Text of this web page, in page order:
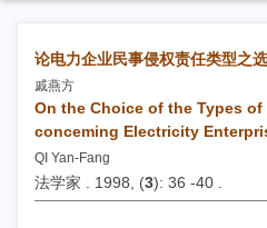
论电力企业民事侵权责任类型之
戚燕方
On the Choice of the Types
conceming Electricity
QI Yan-Fang
法学家 . 1998, (3): 36 -40 .